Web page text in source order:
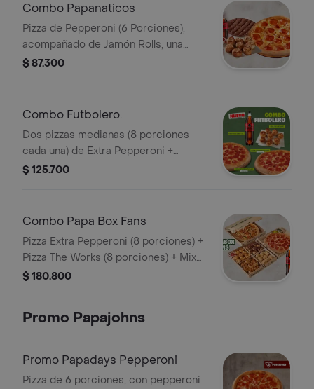
Combo Papanaticos
Pizza de Pepperoni (6 Porciones),
acompañado de Jamón Rolls, una
pizza de chocolate, y 2 Coca Cola
Pepperoncini.
$ 87.300
Combo Futbolero.
Dos pizzas medianas (8 porciones
cada una) de Extra Pepperoni +
Arequipe Rolls + Gaseosa 1,5L. Incluye
$ 125.700
Combo Papa Box Fans
Pizza Extra Pepperoni (8 porciones) +
Pizza The Works (8 porciones) + Mix
Antojos y acompañado de 2 Coca
Pepperoncini.
$ 180.800
Promo Papajohns
Promo Papadays Pepperoni
Pizza de 6 porciones, con pepperoni